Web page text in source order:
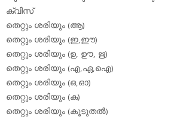
ക്വിസ്
തെറ്റും ശരിയും (ആ)
തെറ്റും ശരിയും (ഇ,ഈ)
തെറ്റും ശരിയും (ഉ, ഊ, ഋ)
തെറ്റും ശരിയും (എ,ഏ,ഐ)
തെറ്റും ശരിയും (ഒ,ഓ)
തെറ്റും ശരിയും (ക)
തെറ്റും ശരിയും (കൂടുതല്‍)